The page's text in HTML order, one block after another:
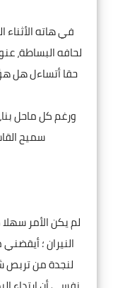
في هاته
لحافه البساطة،
حقا أتساءل هل
ورغم كل ماحل
سميح
لم يكن الأمر
النيران ؛
لنجدة من تربص